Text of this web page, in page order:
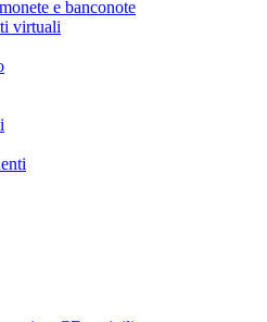
e banconote
virtuali